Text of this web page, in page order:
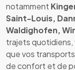
notamment
Saint-Louis,
Waldighofen,
trajets quotidiens,
que vos
de confort et de